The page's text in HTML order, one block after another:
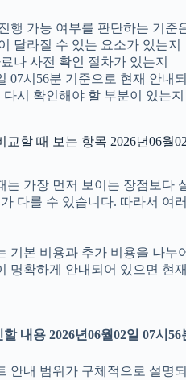
행 가능 여부를 판단하는 기준
달라질 수 있는 요소가 있는지
나 사전 확인 절차가 있는지
07시56분 기준으로 현재 안내
시 확인해야 할 부분이 있는지
할 때 보는 항목 2026년06월
는 가장 먼저 보이는 장점보다
다를 수 있습니다. 따라서 여
기본 비용과 추가 비용을 나누
명확하게 안내되어 있으면 현
내용 2026년06월02일 07시56
안내 범위가 구체적으로 설명